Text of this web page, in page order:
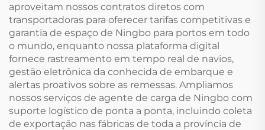
aproveitam nossos contratos diretos com
transportadoras para oferecer tarifas competitivas e
garantia de espaço de Ningbo para portos em todo
o mundo, enquanto nossa plataforma digital
fornece rastreamento em tempo real de navios,
gestão eletrônica da conhecida de embarque e
alertas proativos sobre as remessas. Ampliamos
nossos serviços de agente de carga de Ningbo com
suporte logístico de ponta a ponta, incluindo coleta
de exportação nas fábricas de toda a província de